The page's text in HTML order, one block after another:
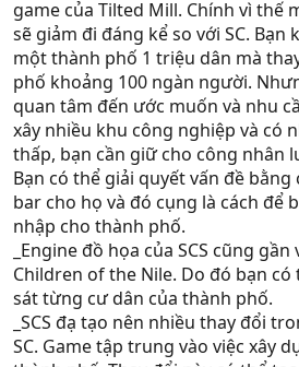
game của Tilted Mill. Chính vì thế
sẽ giảm đi đáng kể so với SC. Bạn
một thành phố 1 triệu dân mà
phố khoảng 100 ngàn người.
quan tâm đến ước muốn và nhu
xây nhiều khu công nghiệp và có
thấp, bạn cần giữ cho công nhân
Bạn có thể giải quyết vấn đề bằng
bar cho họ và đó cụng là cách để
nhập cho thành phố.
_Engine đồ họa của SCS cũng gần
Children of the Nile. Do đó bạn
sát từng cư dân của thành phố.
_SCS đạ tạo nên nhiều thay đổi
SC. Game tập trung vào việc xây